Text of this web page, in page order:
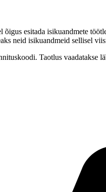
esitada isikuandmete
neid isikuandmeid sellisel
Taotlus vaadatakse